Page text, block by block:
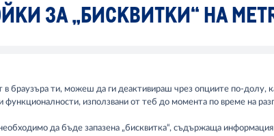
ЗА „БИСКВИТКИ“ НА
браузъра ти, можеш да ги деактивираш чрез опциите по-долу,
използвани от теб до момента по време на
да бъде запазена „бисквитка“, съдържаща